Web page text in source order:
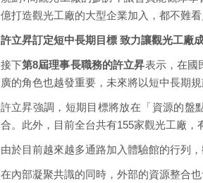
億打造觀光工廠的大型企業加入，都不難看
許立昇訂定短中長期目標 致力讓觀光工廠
接下第8屆理事長職務的許立昇表示，在國
廣的角色也越發重要，未來將以短中長期
許立昇強調，短期目標將放在「資源的盤
合。此外，目前全台共有155家觀光工廠，
由於目前越來越多通路加入體驗館的行列
在內部凝聚共識的同時，外部的資源整合